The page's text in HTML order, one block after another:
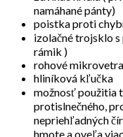
namáhané pánty)
poistka proti
izolačné trojsklo
rámik )
rohové
hliníková kľučka
možnosť použitia
protislnečného,
nepriehľadných
hmote a oveľa